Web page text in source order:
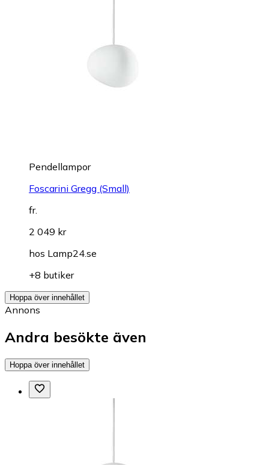
Pendellampor
Foscarini Gregg (Small)
fr.
2 049 kr
hos Lamp24.se
+8 butiker
Hoppa över innehållet
Annons
Andra besökte även
Hoppa över innehållet